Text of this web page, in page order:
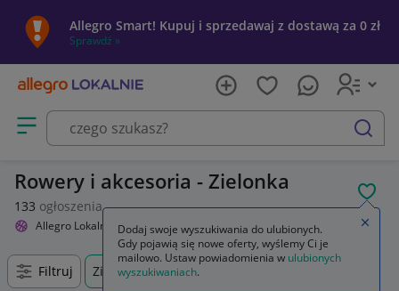
Allegro Smart! Kupuj i sprzedawaj z dostawą za 0 zł
Sprawdź »
Otwórz menu z kategoriami
szukaj
Rowery i akcesoria - Zielonka
133 ogłoszenia
Allegro Lokalnie Sport i turystyka Rowery i akcesoria
Filtruj Zielonka, Mazowieckie, +0 km
Dodaj swoje wyszukiwania do ulubionych.
Gdy pojawią się nowe oferty, wyślemy Ci je
mailowo. Ustaw powiadomienia w ulubionych
wyszukiwaniach.